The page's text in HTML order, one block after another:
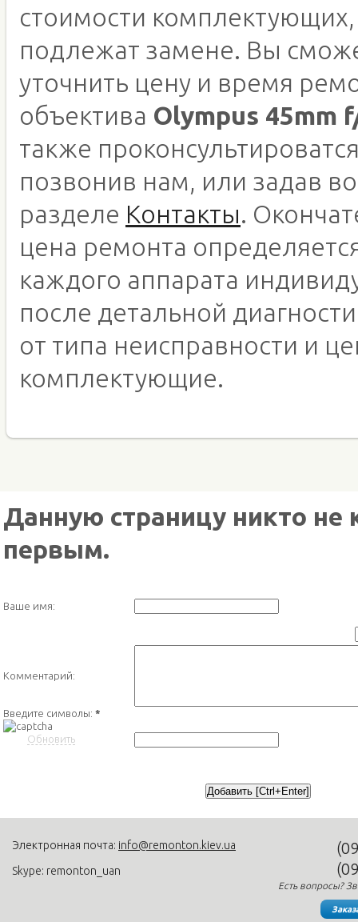
стоимости
подлежат замене. Вы
уточнить цену и время
объектива Olympus 45mm
также
позвонив нам, или задав
разделе Контакты.
цена ремонта
каждого аппарата
после детальной
от типа неисправности и
комплектующие.
Данную страницу никто
первым.
Ваше имя:
Комментарий:
Введите символы: *
Обновить
Электронная почта: info@remonton.kiev.ua
Skype: remonton_uan
Есть вопросы?